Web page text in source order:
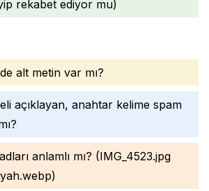
rekabet ediyor mu)
alt metin var mı?
açıklayan, anahtar kelime spam
anlamlı mı? (IMG_4523.jpg